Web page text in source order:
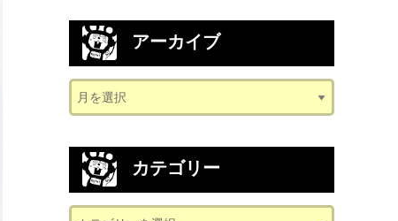
アーカイブ
カテゴリー